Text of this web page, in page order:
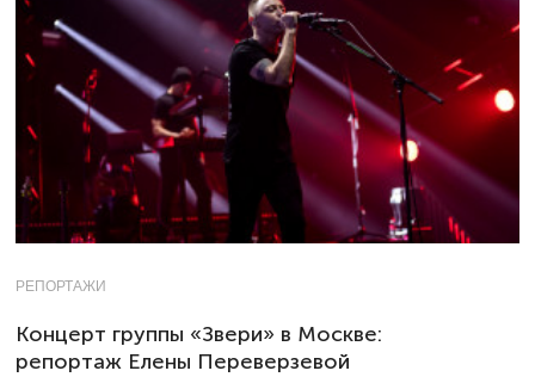
РЕПОРТАЖИ
Концерт группы «Звери» в Москве:
репортаж Елены Переверзевой